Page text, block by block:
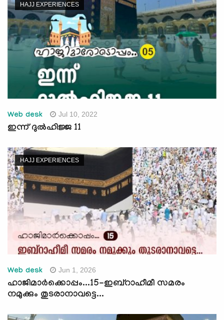
HAJJ EXPERIENCES
Web desk Jul 10, 2022
ഇന്ന് ദുല്‍ഹിജ്ജ 11
HAJJ EXPERIENCES
Web desk Jun 1, 2026
ഹാജിമാര്‍ക്കൊപ്പം...15-ഇബ്റാഹീമീ സമരം
നമുക്കും തുടരാനാവട്ടെ...